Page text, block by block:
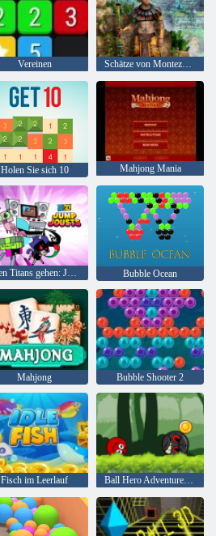
Vereinen Schätze von Montezuma 2
Holen Sie sich 10 Mahjong Mania
Teen Titans gehen: Jump Joss Bubble Ocean
Mahjong Bubble Shooter 2
Fisch im Leerlauf Ball Hero Adventure: Roter Schlagball